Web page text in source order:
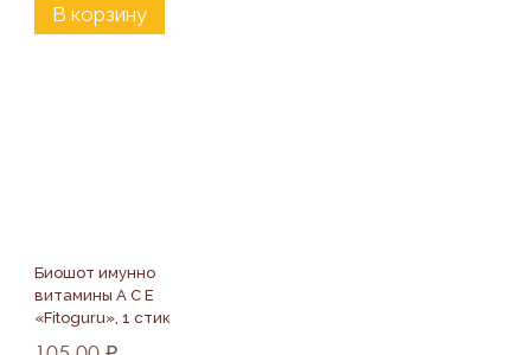
В корзину
Биошот имунно
витамины А С Е
«Fitoguru», 1 стик